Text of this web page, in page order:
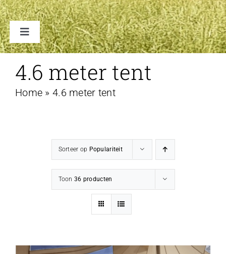
Toggle
Navigation
ACCESSOIRES
CONTACT
4.6 meter tent
Home » 4.6 meter tent
Sorteer op Populariteit
Toon 36 producten